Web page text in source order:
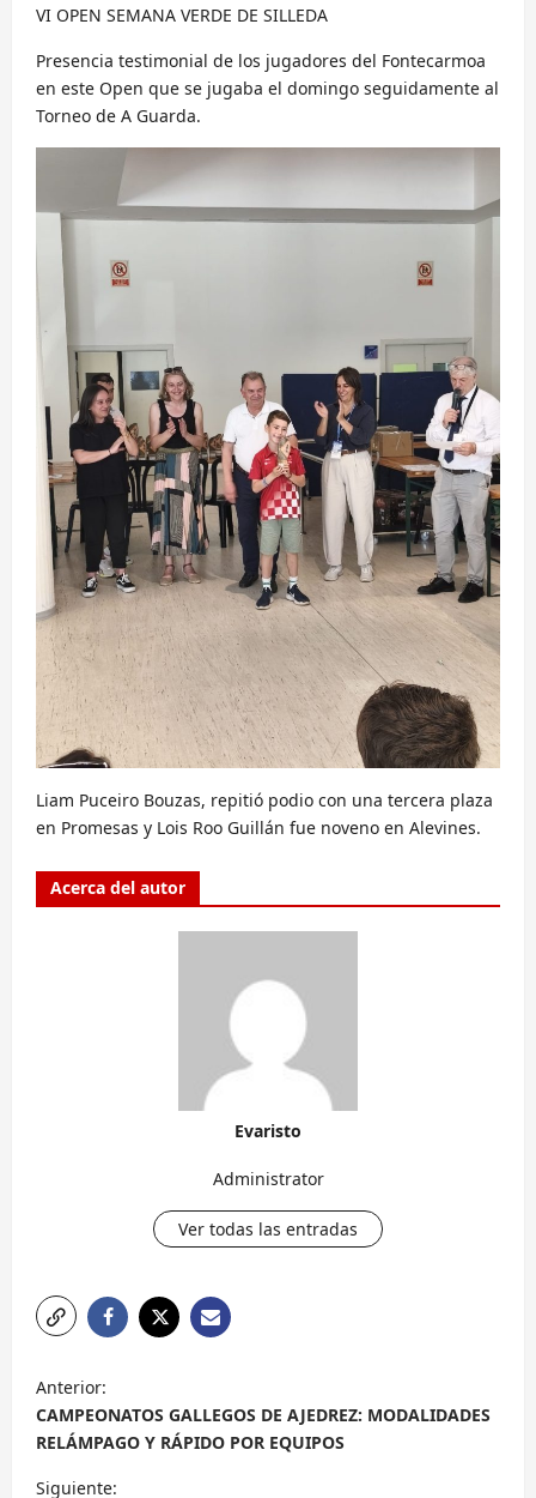
VI OPEN SEMANA VERDE DE SILLEDA
Presencia testimonial de los jugadores del Fontecarmoa
en este Open que se jugaba el domingo seguidamente al
Torneo de A Guarda.
Liam Puceiro Bouzas, repitió podio con una tercera plaza
en Promesas y Lois Roo Guillán fue noveno en Alevines.
Acerca del autor
Evaristo
Administrator
Ver todas las entradas
a
v
e
Anterior:
CAMPEONATOS GALLEGOS DE AJEDREZ: MODALIDADES
RELÁMPAGO Y RÁPIDO POR EQUIPOS
Siguiente: